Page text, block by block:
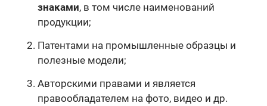
знаками, в том числе наименований
продукции;
Патентами на промышленные образцы и
полезные модели;
Авторскими правами и является
правообладателем на фото, видео и др.